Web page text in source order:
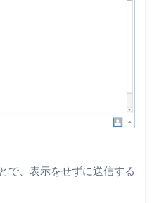
で、表示をせずに送信する